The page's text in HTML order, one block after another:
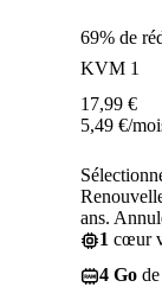
69% de
KVM 1
17,99 €
5,49 €/
ans.
1 cœur
4 Go